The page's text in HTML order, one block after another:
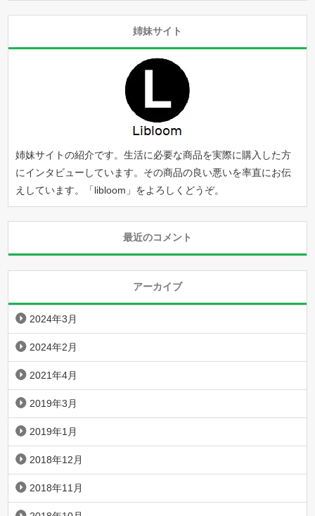
姉妹サイト
姉妹サイトの紹介です。生活に必要な商品を実際に購入した方
にインタビューしています。その商品の良い悪いを率直にお伝
えしています。「libloom 」をよろしくどうぞ。
最近のコメント
アーカイブ
2024年3月
2024年2月
2021年4月
2019年3月
2019年1月
2018年12月
2018年11月